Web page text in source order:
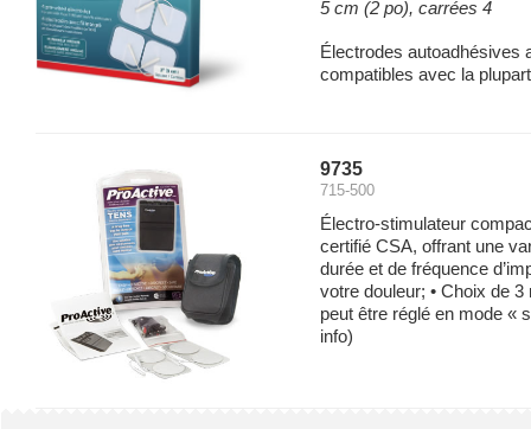
5 cm (2 po), carrées 4
Électrodes autoadhésives
compatibles avec la
9735
715-500
Électro-stimulateur
certifié CSA, offrant une
durée et de fréquence
votre douleur; • Choix de
peut être réglé en mode «
info)